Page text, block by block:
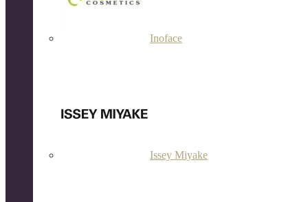
Inoface
Issey Miyake